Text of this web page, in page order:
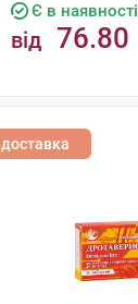
Є в наявності
від 76.80
доставка